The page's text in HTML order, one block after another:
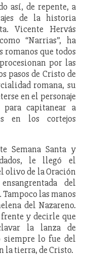
así, de repente, a
de la historia
Vicente Hervás
“Narrias”, ha
que todos
por las
pasos de Cristo de
romana, su
en el personaje
capitanear a
en los cortejos
Semana Santa y
le llegó el
olivo de la Oración
del
Tampoco las manos
del Nazareno.
y decirle que
la lanza de
siempre lo fue del
la tierra, de Cristo.